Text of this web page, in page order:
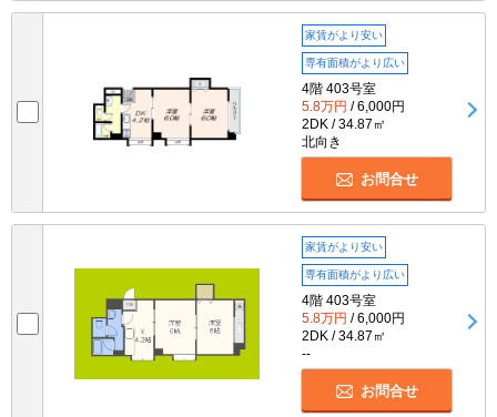
家賃がより安い
専有面積がより広い
4階 403号室
5.8万円 / 6,000円
2DK / 34.87㎡
北向き
お問合せ
家賃がより安い
専有面積がより広い
4階 403号室
5.8万円 / 6,000円
2DK / 34.87㎡
--
お問合せ